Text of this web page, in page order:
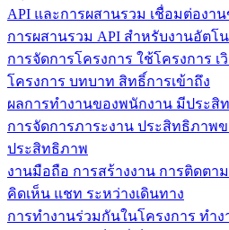
API และการผสานรวม เชื่อมต่องา
การผสานรวม API สำหรับงานอัตโ
การจัดการโครงการ ใช้โครงการ เ
โครงการ บทบาท สิทธิ์การเข้าถึง
ผลการทำงานของพนักงาน มีประสิ
การจัดการภาระงาน ประสิทธิภาพ
ประสิทธิภาพ
งานมือถือ การสร้างงาน การติดตา
คิดเห็น แชท ระหว่างเดินทาง
การทำงานร่วมกันในโครงการ ทําง